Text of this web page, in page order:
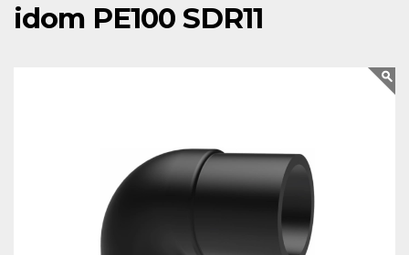
idom PE100 SDR11